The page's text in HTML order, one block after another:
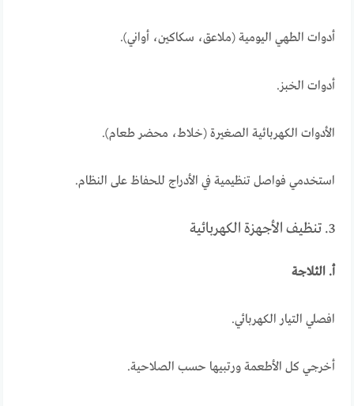
أدوات الطهي اليومية (ملاعق، سكاكين، أواني).
أدوات الخبز.
الأدوات الكهربائية الصغيرة (خلاط، محضر طعام).
استخدمي فواصل تنظيمية في الأدراج للحفاظ على النظام.
3. تنظيف الأجهزة الكهربائية
أ. الثلاجة
افصلي التيار الكهربائي.
أخرجي كل الأطعمة ورتبيها حسب الصلاحية.